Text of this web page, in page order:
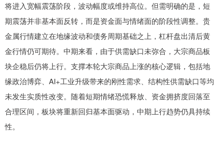
将进入宽幅震荡阶段，波动幅度或维持高位。但需明确的是，短
期震荡并非基本面反转，而是资金面与情绪面的阶段性调整。贵
金属行情建立在地缘波动和债务周期基础之上，杠杆盘出清后黄
金行情仍可期待。中期来看，由于供需缺口未弥合，大宗商品板
块企稳后仍将上行。支撑本轮大宗商品上涨的核心逻辑，包括地
缘政治博弈、AI+工业升级带来的刚性需求、结构性供需缺口等均
未发生实质性改变。随着短期情绪恐慌释放、资金拥挤度回落至
合理区间，板块将重新回归基本面驱动，中期上行趋势仍具持续
性。